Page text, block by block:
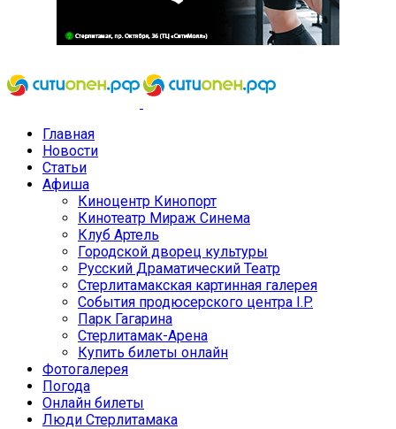
Главная
Новости
Статьи
Афиша
Киноцентр Кинопорт
Кинотеатр Мираж Синема
Клуб Артель
Городской дворец культуры
Русский Драматический Театр
Стерлитамакская картинная галерея
События продюсерского центра I.P.
Парк Гагарина
Стерлитамак-Арена
Купить билеты онлайн
Фотогалерея
Погода
Онлайн билеты
Люди Стерлитамака